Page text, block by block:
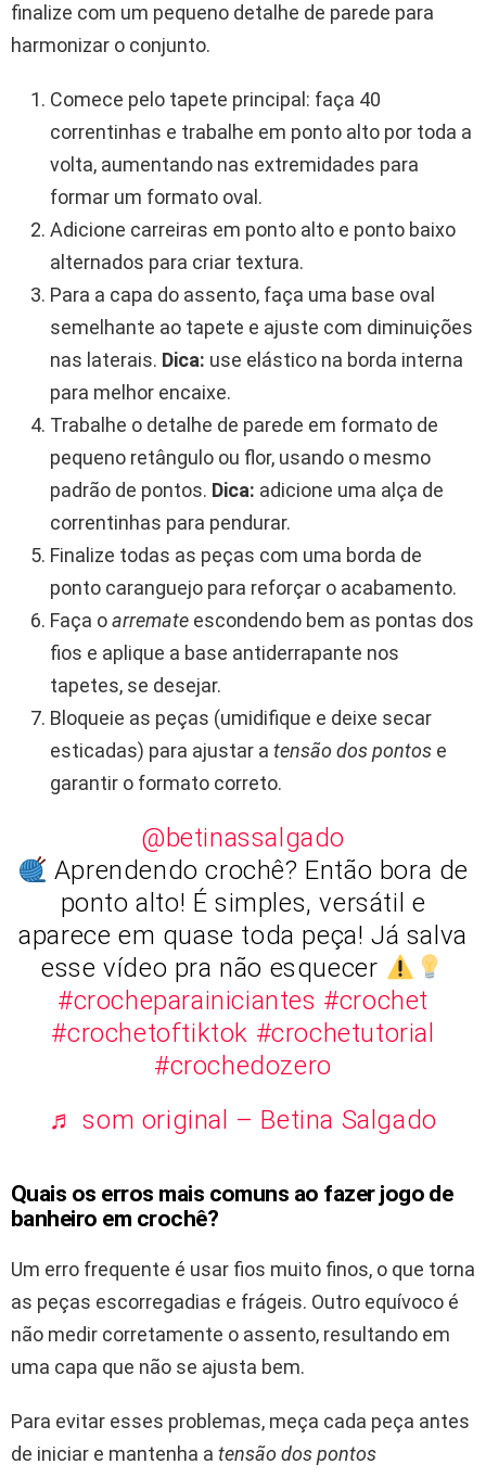
finalize com um pequeno detalhe de parede para
harmonizar o conjunto.
Comece pelo tapete principal: faça 40
correntinhas e trabalhe em ponto alto por toda a
volta, aumentando nas extremidades para
formar um formato oval.
Adicione carreiras em ponto alto e ponto baixo
alternados para criar textura.
Para a capa do assento, faça uma base oval
semelhante ao tapete e ajuste com diminuições
nas laterais. Dica: use elástico na borda interna
para melhor encaixe.
Trabalhe o detalhe de parede em formato de
pequeno retângulo ou flor, usando o mesmo
padrão de pontos. Dica: adicione uma alça de
correntinhas para pendurar.
Finalize todas as peças com uma borda de
ponto caranguejo para reforçar o acabamento.
Faça oarremate escondendo bem as pontas dos
fios e aplique a base antiderrapante nos
tapetes, se desejar.
Bloqueie as peças (umidifique e deixe secar
esticadas) para ajustar a tensão dos pontos e
garantir o formato correto.
@betinassalgado
Aprendendo crochê? Então bora de
ponto alto! É simples, versátil e
aparece em quase toda peça! Já salva
esse vídeo pra não esquecer
#crocheparainiciantes #crochet
#crochetoftiktok #crochetutorial
#crochedozero
♬ som original – Betina Salgado
Quais os erros mais comuns ao fazer jogo de
banheiro em crochê?
Um erro frequente é usar fios muito finos, o que torna
as peças escorregadias e frágeis. Outro equívoco é
não medir corretamente o assento, resultando em
uma capa que não se ajusta bem.
Para evitar esses problemas, meça cada peça antes
de iniciar e mantenha a tensão dos pontos